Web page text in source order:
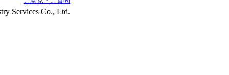
Services Co., Ltd.